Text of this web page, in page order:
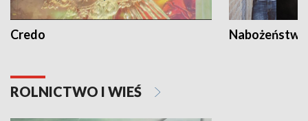
Credo
ROLNICTWO I WIEŚ